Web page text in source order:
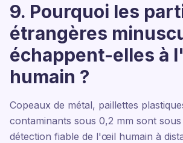
9. Pourquoi les
étrangères
échappent-elles à
humain ?
Copeaux de métal, paillettes
contaminants sous 0,2 mm sont sous
détection fiable de l'œil humain à